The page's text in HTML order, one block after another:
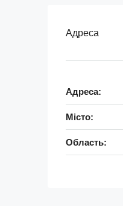
Адреса
Адреса:
Місто:
Область: